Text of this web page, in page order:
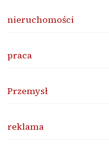
nieruchomości
praca
Przemysł
reklama